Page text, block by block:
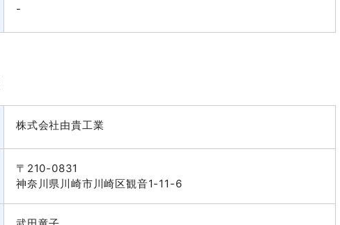
-
株式会社由貴工業
〒210-0831
神奈川県川崎市川崎区観音1-11-6